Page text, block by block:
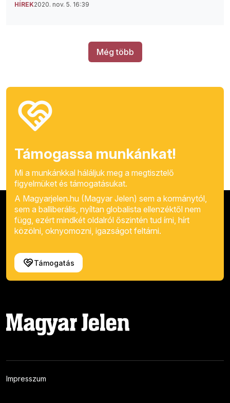
HÍREK2020. nov. 5. 16:39
Még több
Támogassa munkánkat!
Mi a munkánkkal háláljuk meg a megtisztelő
figyelmüket és támogatásukat.
A Magyarjelen.hu (Magyar Jelen) sem a kormánytól,
sem a balliberális, nyíltan globalista ellenzéktől nem
függ, ezért mindkét oldalról őszintén tud írni, hírt
közölni, oknyomozni, igazságot feltárni.
Támogatás
Impresszum